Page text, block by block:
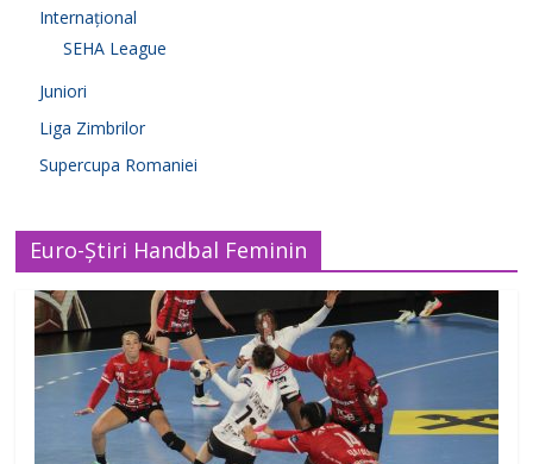
Internațional
SEHA League
Juniori
Liga Zimbrilor
Supercupa Romaniei
Euro-Știri Handbal Feminin